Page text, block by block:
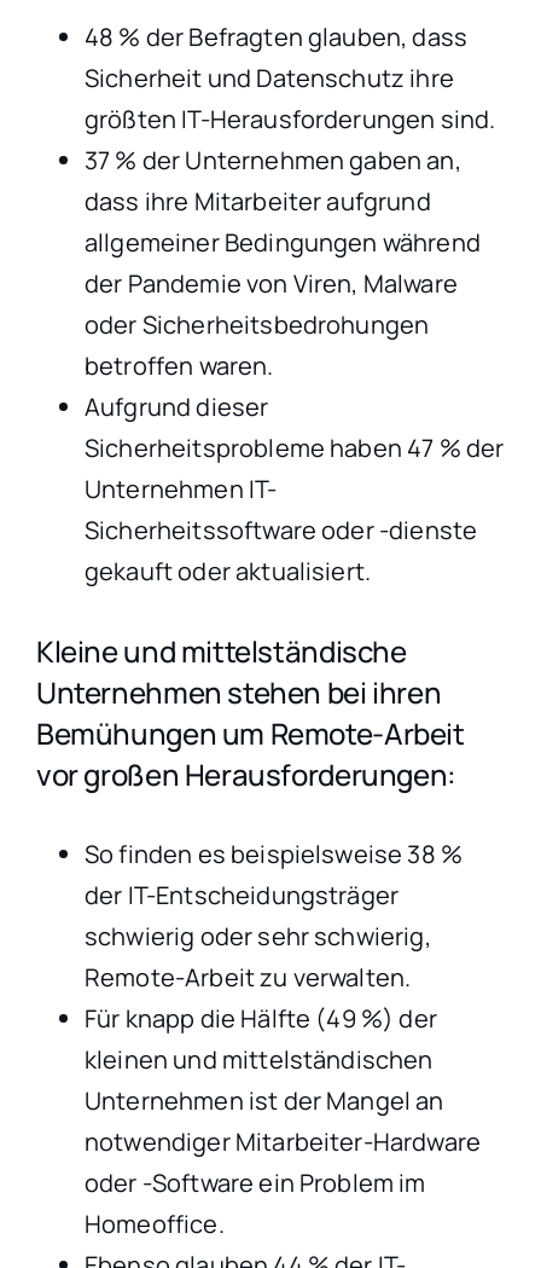
48 % der Befragten glauben, dass
Sicherheit und Datenschutz ihre
größten IT-Herausforderungen sind.
37 % der Unternehmen gaben an,
dass ihre Mitarbeiter aufgrund
allgemeiner Bedingungen während
der Pandemie von Viren, Malware
oder Sicherheitsbedrohungen
betroffen waren.
Aufgrund dieser
Sicherheitsprobleme haben 47 % der
Unternehmen IT-
Sicherheitssoftware oder -dienste
gekauft oder aktualisiert.
Kleine und mittelständische
Unternehmen stehen bei ihren
Bemühungen um Remote-Arbeit
vor großen Herausforderungen:
So finden es beispielsweise 38 %
der IT-Entscheidungsträger
schwierig oder sehr schwierig,
Remote-Arbeit zu verwalten.
Für knapp die Hälfte (49 %) der
kleinen und mittelständischen
Unternehmen ist der Mangel an
notwendiger Mitarbeiter-Hardware
oder -Software ein Problem im
Homeoffice.